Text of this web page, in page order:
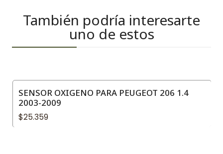
También podría interesarte
uno de estos
SENSOR OXIGENO PARA PEUGEOT 206 1.4
2003-2009
$25.359